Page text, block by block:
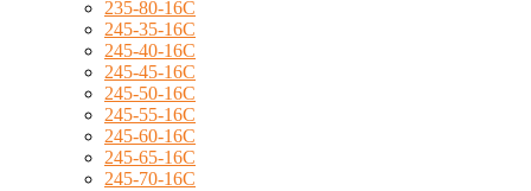
235-80-16C
245-35-16C
245-40-16C
245-45-16C
245-50-16C
245-55-16C
245-60-16C
245-65-16C
245-70-16C